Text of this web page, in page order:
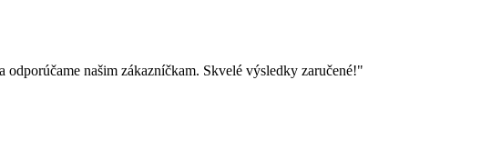
našim zákazníčkam. Skvelé výsledky zaručené!"